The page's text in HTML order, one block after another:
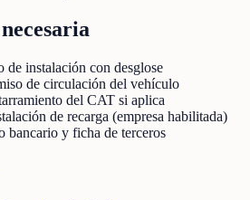
de instalación con desglose
de circulación del vehículo
del CAT si aplica
de recarga (empresa habilitada)
bancario y ficha de terceros